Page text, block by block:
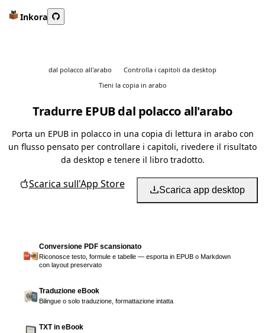
Inkora
dal polacco all'arabo
Controlla i capitoli da desktop
Tieni la copia in arabo
Tradurre EPUB dal polacco all'arabo
Porta un EPUB in polacco in una copia di lettura in arabo con
un flusso pensato per controllare i capitoli, rivedere il risultato
da desktop e tenere il libro tradotto.
Scarica sull'App Store Scarica app desktop
Conversione PDF scansionato
Riconosce testo, formule e tabelle — esporta in EPUB o Markdown
con layout preservato
Traduzione eBook
Bilingue o solo traduzione, formattazione intatta
TXT in eBook